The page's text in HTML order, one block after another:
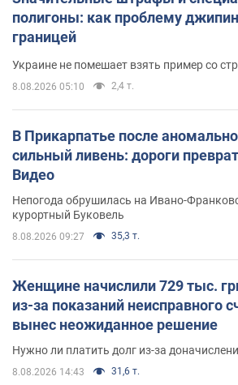
полигоны: как проблему
границей
Украине не помешает взять пример со
8.08.2026 05:10 2,4 т.
В Прикарпатье после
сильный ливень: дороги
Видео
Непогода обрушилась на Ивано-
курортный Буковель
8.08.2026 09:27 35,3 т.
Женщине начислили 729 тыс.
из-за показаний неисправного
вынес неожиданное решение
Нужно ли платить долг из-за
8.08.2026 14:43 31,6 т.